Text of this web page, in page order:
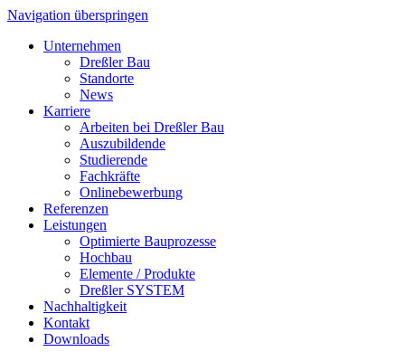
Navigation überspringen
Unternehmen
Dreßler Bau
Standorte
News
Karriere
Arbeiten bei Dreßler Bau
Auszubildende
Studierende
Fachkräfte
Onlinebewerbung
Referenzen
Leistungen
Optimierte Bauprozesse
Hochbau
Elemente / Produkte
Dreßler SYSTEM
Nachhaltigkeit
Kontakt
Downloads